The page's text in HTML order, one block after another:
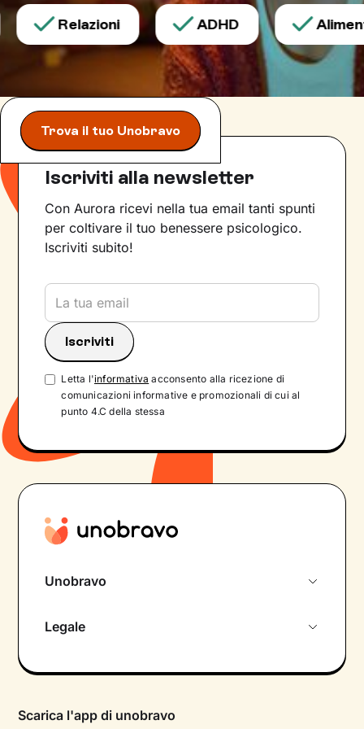
Relazioni ADHD
Trova il tuo Unobravo
Iscriviti alla newsletter
Con Aurora ricevi nella tua email tanti spunti
per coltivare il tuo benessere psicologico.
Iscriviti subito!
Letta l'informativa acconsento alla ricezione di
comunicazioni informative e promozionali di cui al
punto 4.C della stessa
Unobravo
Psicologo in chat
Legale
Termini e condizioni
Scarica l'app di unobravo